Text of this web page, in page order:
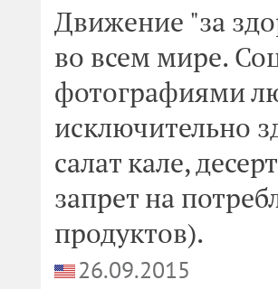
Движение "за
во всем мире.
фотографиями
исключительно
салат кале,
запрет на
продуктов).
26.09.2015